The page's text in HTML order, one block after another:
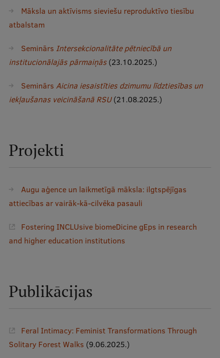
Māksla un aktīvisms sieviešu reproduktīvo tiesību
atbalstam
Seminārs Intersekcionalitāte pētniecībā un
institucionālajās pārmaiņās(23.10.2025.)
Seminārs Aicina iesaistīties dzimumu līdztiesības un
iekļaušanas veicināšanā RSU(21.08.2025.)
Projekti
Augu aģence un laikmetīgā māksla: ilgtspējīgas
attiecības ar vairāk-kā-cilvēka pasauli
Fostering INCLUsive biomeDicine gEps in research
and higher education institutions
Publikācijas
Feral Intimacy: Feminist Transformations Through
Solitary Forest Walks (9.06.2025.)